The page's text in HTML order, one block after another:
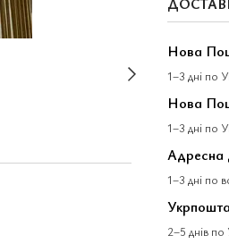
Нова
1–3 дні по
Нова
1–3 дні по
Адресна
1–3 дні по
2–5 днів по